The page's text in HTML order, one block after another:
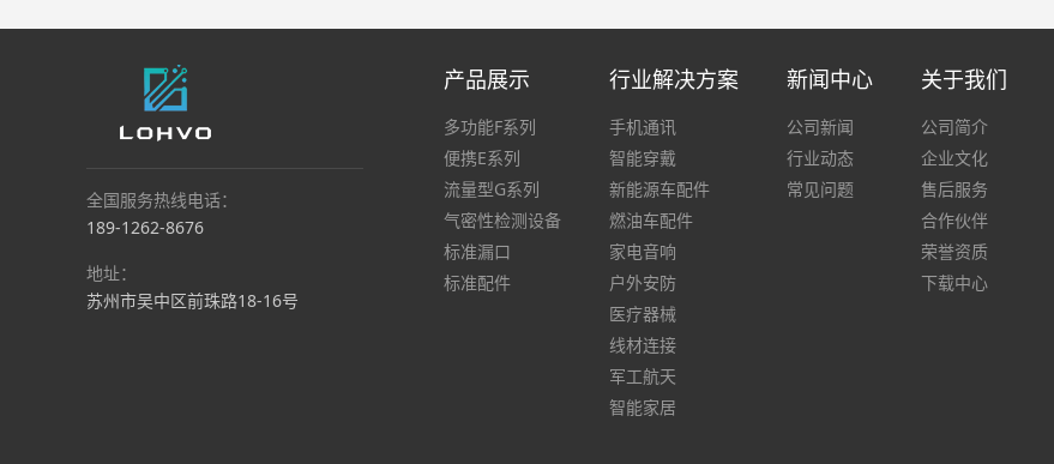
产品展示
多功能F系列
便携E系列
流量型G系列
气密性检测设备
标准漏口
标准配件
行业解决方案
手机通讯
智能穿戴
新能源车配件
燃油车配件
家电音响
户外安防
医疗器械
线材连接
军工航天
智能家居
新闻中心
公司新闻
行业动态
常见问题
关于我们
公司简介
企业文化
售后服务
合作伙伴
荣誉资质
下载中心
全国服务热线电话：
189-1262-8676
地址：
苏州市吴中区前珠路18-16号